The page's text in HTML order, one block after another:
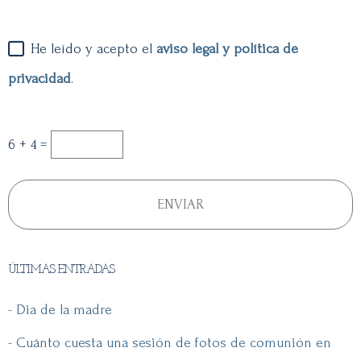
He leído y acepto el aviso legal y política de
privacidad.
6 + 4 =
ÚLTIMAS ENTRADAS
- Dia de la madre
- Cuánto cuesta una sesión de fotos de comunión en